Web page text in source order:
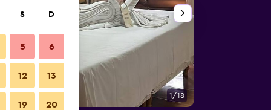
1/18
S D
5 6
12 13
19 20